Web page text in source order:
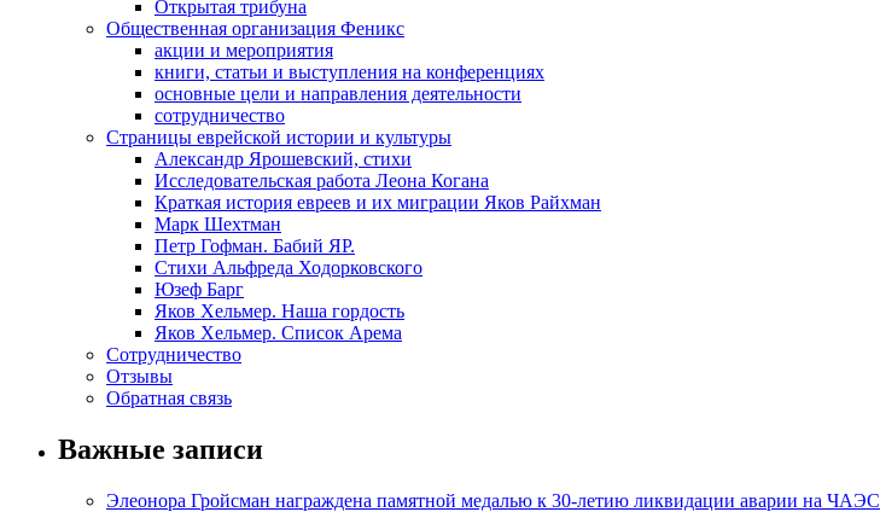
Открытая трибуна
Общественная организация Феникс
акции и мероприятия
книги, статьи и выступления на конференциях
основные цели и направления деятельности
сотрудничество
Страницы еврейской истории и культуры
Александр Ярошевский, стихи
Исследовательская работа Леона Когана
Краткая история евреев и их миграции Яков Райхман
Марк Шехтман
Петр Гофман. Бабий ЯР.
Стихи Альфреда Ходорковского
Юзеф Барг
Яков Хельмер. Наша гордость
Яков Хельмер. Список Арема
Сотрудничество
Отзывы
Обратная связь
Важные записи
Элеонора Гройсман награждена памятной медалью к 30-летию ликвидации аварии на ЧАЭС